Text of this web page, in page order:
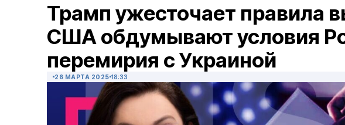
Трамп ужесточает правила
США обдумывают условия
перемирия с Украиной
26 МАРТА 2025 18:33